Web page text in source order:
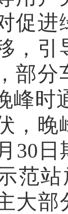
促
，引
部
峰时
，晚
30
范
大部